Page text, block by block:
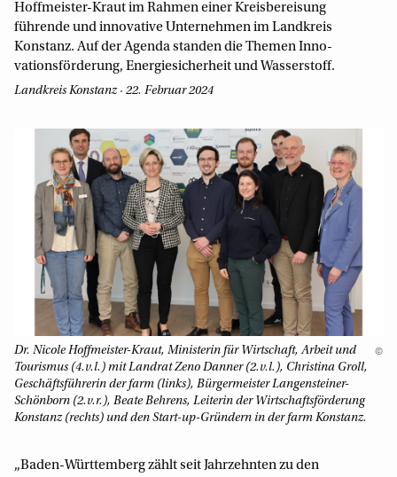
Hoffmeister-Kraut im Rahmen einer Kreisbereisung
führende und innovative Unter­neh­men im Landkreis
Konstanz. Auf der Agenda standen die Themen Inno­
vationsförderung, Energiesicherheit und Wasserstoff.
Landkreis Konstanz · 22. Februar 2024
Dr. Nicole Hoffmeister-Kraut, Ministerin für Wirtschaft, Arbeit und
Tourismus (4.v.l.) mit Landrat Zeno Danner (2.v.l.), Christina Groll,
Geschäftsführerin der farm (links), Bürgermeister Langensteiner-
Schönborn (2.v.r.), Beate Behrens, Leiterin der Wirtschaftsförderung
Konstanz (rechts) und den Start-up-Gründern in der farm Konstanz.
©
„Baden-Württemberg zählt seit Jahrzehnten zu den